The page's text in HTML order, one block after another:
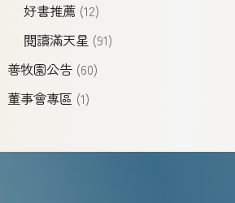
好書推薦(12)
閱讀滿天星 (91)
善牧園公告(60)
董事會專區 (1)